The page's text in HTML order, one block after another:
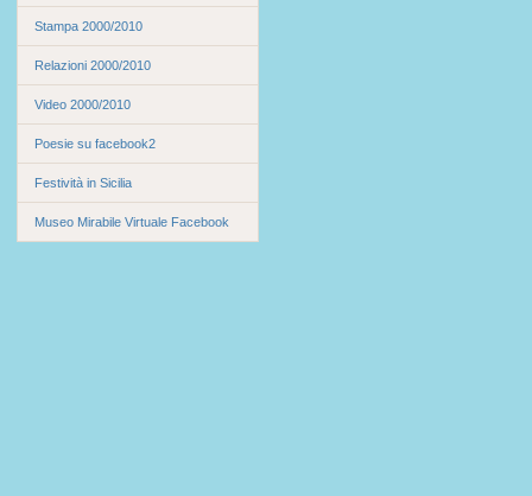
Stampa 2000/2010
Relazioni 2000/2010
Video 2000/2010
Poesie su facebook2
Festività in Sicilia
Museo Mirabile Virtuale Facebook